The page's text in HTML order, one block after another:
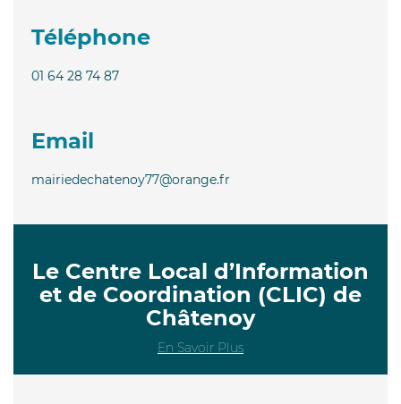
Téléphone
01 64 28 74 87
Email
mairiedechatenoy77@orange.fr
Le Centre Local d’Information
et de Coordination (CLIC) de
Châtenoy
En Savoir Plus